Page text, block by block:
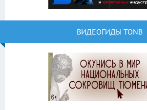
ВИДЕОГИДЫ TONB